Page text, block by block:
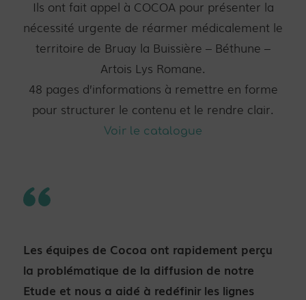
Ils ont fait appel à COCOA pour présenter la
nécessité urgente de réarmer médicalement le
territoire de Bruay la Buissière – Béthune –
Artois Lys Romane.
48 pages d’informations à remettre en forme
pour structurer le contenu et le rendre clair.
Voir le catalogue
Les équipes de Cocoa ont rapidement perçu
la problématique de la diffusion de notre
Etude et nous a aidé à redéfinir les lignes